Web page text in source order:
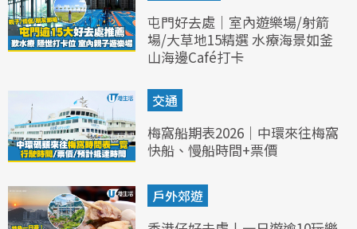
屯門好去處｜室內遊樂場/射箭
場/大草地15精選 水療海景如釜
山海邊Café打卡
交通
梅窩船期表2026｜中環來往梅窩
快船、慢船時間+票價
戶外郊遊